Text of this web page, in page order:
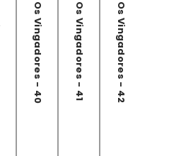
Os Vingadores - 40 Os Vingadores - 41 Os Vingadores - 42